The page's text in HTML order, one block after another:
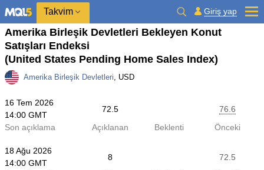
Takvim Giriş yap
Amerika Birleşik Devletleri Bekleyen Konut
Satışları Endeksi
(United States Pending Home Sales Index)
Amerika Birleşik Devletleri, USD
16 Tem 2026
14:00 GMT
72.5
76.6
Son açıklama
Açıklanan Beklenti Önceki
18 Ağu 2026
14:00 GMT
8
72.5